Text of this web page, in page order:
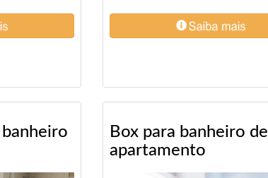
Box para banheiro de
apartamento